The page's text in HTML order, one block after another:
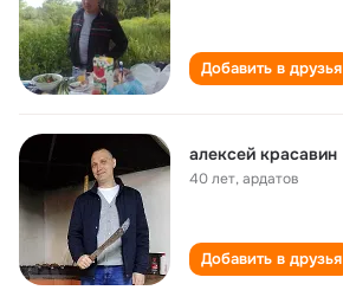
Добавить в друзья
алексей красавин
40 лет,ардатов
Добавить в друзья